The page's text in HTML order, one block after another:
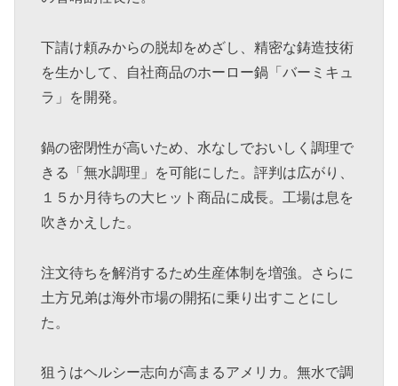
下請け頼みからの脱却をめざし、精密な鋳造技術
を生かして、自社商品のホーロー鍋「バーミキュ
ラ」を開発。
鍋の密閉性が高いため、水なしでおいしく調理で
きる「無水調理」を可能にした。評判は広がり、
１５か月待ちの大ヒット商品に成長。工場は息を
吹きかえした。
注文待ちを解消するため生産体制を増強。さらに
土方兄弟は海外市場の開拓に乗り出すことにし
た。
狙うはヘルシー志向が高まるアメリカ。無水で調